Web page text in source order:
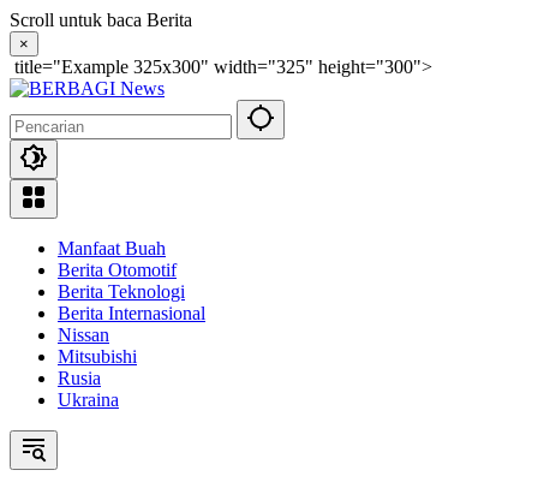
Langsung
ke
konten
Scroll untuk baca Berita
×
title="Example 325x300" width="325" height="300">
Manfaat Buah
Berita Otomotif
Berita Teknologi
Berita Internasional
Nissan
Mitsubishi
Rusia
Ukraina